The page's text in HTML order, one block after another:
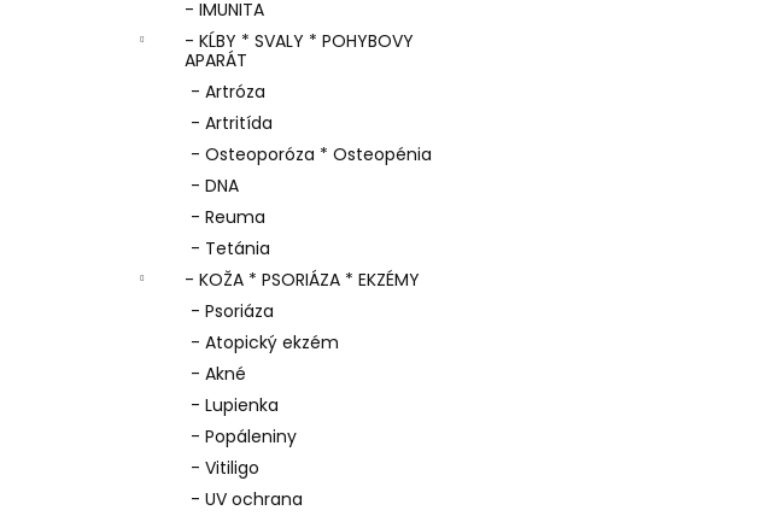
- IMUNITA
- KĹBY * SVALY * POHYBOVY
APARÁT
- Artróza
- Artritída
- Osteoporóza * Osteopénia
- DNA
- Reuma
- Tetánia
- KOŽA * PSORIÁZA * EKZÉMY
- Psoriáza
- Atopický ekzém
- Akné
- Lupienka
- Popáleniny
- Vitiligo
- UV ochrana